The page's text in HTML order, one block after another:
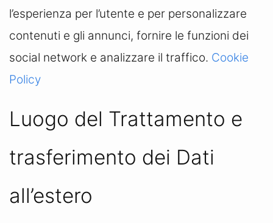
l’esperienza per l’utente e per personalizzare
contenuti e gli annunci, fornire le funzioni dei
social network e analizzare il traffico. Cookie
Policy
Luogo del Trattamento e
trasferimento dei Dati
all’estero